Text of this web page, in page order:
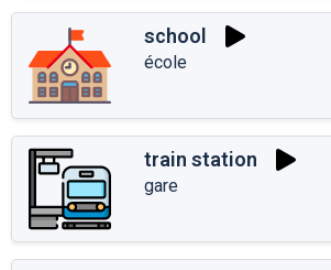
school
école
train station
gare